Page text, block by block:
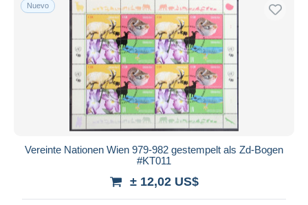
Nuevo
Vereinte Nationen Wien 979-982 gestempelt als Zd-Bogen
#KT011
± 12,02 US$